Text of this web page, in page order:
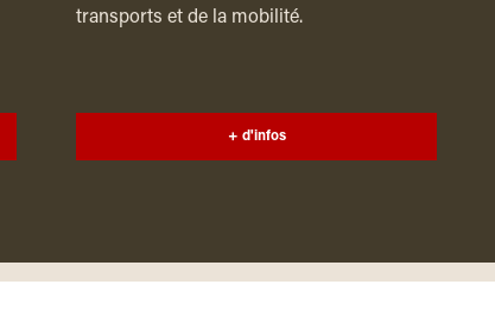
transports et de la mobilité.
+ d'infos